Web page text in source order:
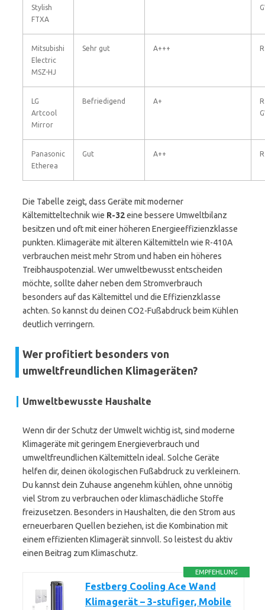
Stylish
FTXA
Mitsubishi
Electric
MSZ-HJ
Sehr gut A+++
LG
Artcool
Mirror
Befriedigend A+
Panasonic
Etherea
Gut A++
Die Tabelle zeigt, dass Geräte mit moderner
Kältemitteltechnik wie R-32eine bessere Umweltbilanz
besitzen und oft mit einer höheren Energieeffizienzklasse
punkten. Klimageräte mit älteren Kältemitteln wie R-410A
verbrauchen meist mehr Strom und haben ein höheres
Treibhauspotenzial. Wer umweltbewusst entscheiden
möchte, sollte daher neben dem Stromverbrauch
besonders auf das Kältemittel und die Effizienzklasse
achten. So kannst du deinen CO2-Fußabdruck beim Kühlen
deutlich verringern.
Wer profitiert besonders von
umweltfreundlichen Klimageräten?
Umweltbewusste Haushalte
Wenn dir der Schutz der Umwelt wichtig ist, sind moderne
Klimageräte mit geringem Energieverbrauch und
umweltfreundlichen Kältemitteln ideal. Solche Geräte
helfen dir, deinen ökologischen Fußabdruck zu verkleinern.
Du kannst dein Zuhause angenehm kühlen, ohne unnötig
viel Strom zu verbrauchen oder klimaschädliche Stoffe
freizusetzen. Besonders in Haushalten, die den Strom aus
erneuerbaren Quellen beziehen, ist die Kombination mit
einem effizienten Klimagerät sinnvoll. So leistest du aktiv
einen Beitrag zum Klimaschutz.
EMPFEHLUNG
Festberg Cooling Ace Wand
Klimagerät – 3-stufiger, Mobile